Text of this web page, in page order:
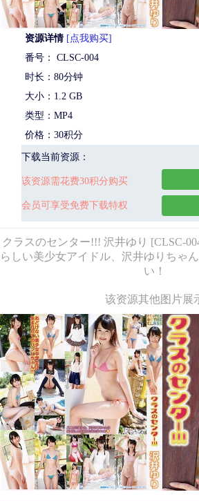
资源详情 [点我购买]
番号： CLSC-004
时长：80分钟
大小：1.2 GB
类型：MP4
价格：30积分
下载当前资源：
该资源需花费30积分购买
会员可享受免费下载特权
クラスのセンター!!! 沢井ゆり [CLSC-
らしい美少女アイドル、沢井ゆりちゃ
い！
该资源其他图片展